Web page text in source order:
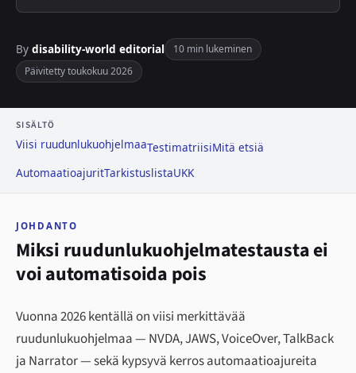
By disability-world editorial
10 min lukeminen
Päivitetty toukokuu 2026
SISÄLTÖ
Viisi ruudunlukuohjelmaaTestimatriisiMitä etsiä
AutomaatioajuritTarkistuslistaUKK
JOHDANTO
Miksi ruudunlukuohjelmatestausta ei
voi automatisoida pois
Vuonna 2026 kentällä on viisi merkittävää
ruudunlukuohjelmaa — NVDA, JAWS, VoiceOver, TalkBack
ja Narrator — sekä kypsyvä kerros automaatioajureita